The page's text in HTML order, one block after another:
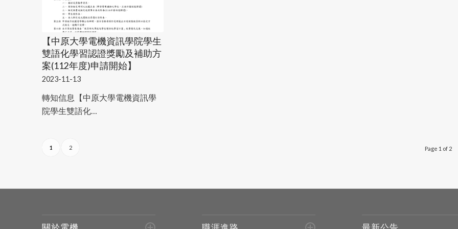
【中原大學電機資訊學院學生
雙語化學習認證獎勵及補助方
案(112年度)申請開始】
2023-11-13
轉知信息【中原大學電機資訊學
院學生雙語化…
Page 1 of 2
1 2